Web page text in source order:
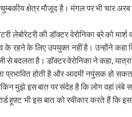
क्षेत्र मौजूद है। मंगल पर भी चार
लेबोरेटरी की डॉक्टर वेरोनिका ब्रे को
रहने के लिए उपयुक्त नहीं है। उन्होंने कहा
से बदलता है। डॉक्टर वेरोनिका ने कहा,
प्रभावित होती है और आदमी नपुंसक हो
इस बात पर संदेह है कि लोग वहां लंबे
हूफ़्ट भी इस बात को स्वीकार करते हैं कि